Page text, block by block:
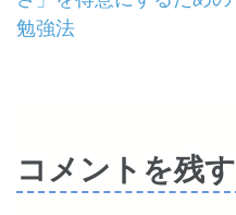
稿
ー
勉強法
コメントを残す